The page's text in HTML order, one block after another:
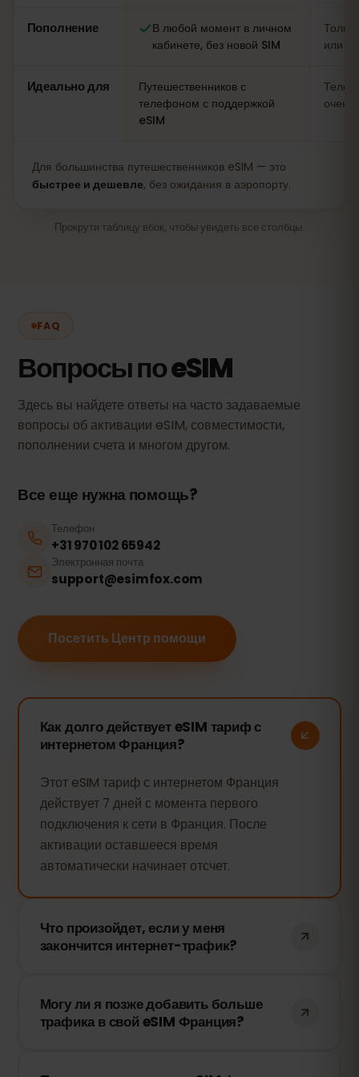
Пополнение
В любой момент в личном
кабинете, без новой SIM
или
Идеально для
Путешественников с
телефоном с поддержкой
eSIM
очень
Для большинства путешественников eSIM — это
быстрее и дешевле, без ожидания в аэропорту.
Прокрути таблицу вбок, чтобы увидеть все столбцы.
FAQ
Вопросы по eSIM
Здесь вы найдете ответы на часто задаваемые
вопросы об активации eSIM, совместимости,
пополнении счета и многом другом.
Все еще нужна помощь?
Телефон
+31 970 102 65942
Электронная почта
support@esimfox.com
Посетить Центр помощи
Как долго действует eSIM тариф с
интернетом Франция?
Этот eSIM тариф с интернетом Франция
действует 7 дней с момента первого
подключения к сети в Франция. После
активации оставшееся время
автоматически начинает отсчет.
Что произойдет, если у меня
закончится интернет-трафик?
подключение к сети прекратится. Вы
можете быстро пополнить eSIM через
Могу ли я позже добавить больше
трафика в свой eSIM Франция?